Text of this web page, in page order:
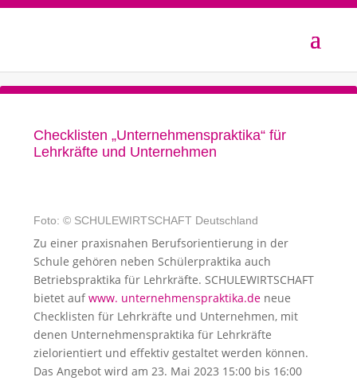
Checklisten „Unternehmenspraktika“ für
Lehrkräfte und Unternehmen
Foto: © SCHULEWIRTSCHAFT Deutschland
Zu einer praxisnahen Berufsorientierung in der
Schule gehören neben Schülerpraktika auch
Betriebspraktika für Lehrkräfte. SCHULEWIRTSCHAFT
bietet aufwww. unternehmenspraktika.de neue
Checklisten für Lehrkräfte und Unternehmen, mit
denen Unternehmenspraktika für Lehrkräfte
zielorientiert und effektiv gestaltet werden können.
Das Angebot wird am 23. Mai 2023 15:00 bis 16:00